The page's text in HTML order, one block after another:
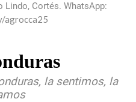
Cortés. WhatsApp:
agrocca25
la sentimos, la